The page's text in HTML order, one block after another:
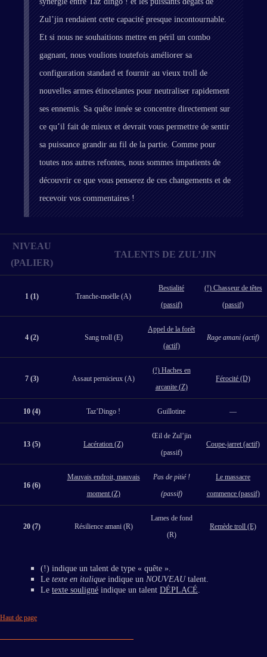
Zul’jin rendaient cette capacité presque incontournable.
Et si nous ne souhaitions mettre en péril un combo
gagnant, nous voulions toutefois améliorer sa
configuration standard et fournir au vieux troll de
nouvelles armes étincelantes pour neutraliser rapidement
ses ennemis. Sa quête innée se concentre directement sur
ce qu’il fait de mieux et devrait vous permettre de sentir
sa puissance grandir au fil de la partie. Comme pour
toutes nos autres refontes, nous sommes impatients de
découvrir ce que vous penserez de ces changements et de
recevoir vos commentaires !
NIVEAU
(PALIER)
TALENTS DE ZUL’JIN
1 (1) Tranche-moëlle (A)
Bestialité
(passif)
(!) Chasseur de têtes
(passif)
4 (2) Sang troll (E)
Appel de la forêt
(actif)
Rage amani (actif)
7 (3) Assaut pernicieux (A)
(!) Haches en
arcanite (Z)
Férocité (D)
10 (4) Taz’Dingo ! Guillotine —
13 (5) Lacération (Z)
Œil de Zul’jin
(passif)
Coupe-jarret (actif)
16 (6)
Mauvais endroit, mauvais
moment (Z)
Pas de pitié !
(passif)
Le massacre
commence (passif)
20 (7) Résilience amani (R)
Lames de fond
(R)
Remède troll (E)
(!) indique un talent de type « quête ».
Le texte en italique indique un NOUVEAUtalent.
Le texte souligné indique un talent DÉPLACÉ
Haut de page